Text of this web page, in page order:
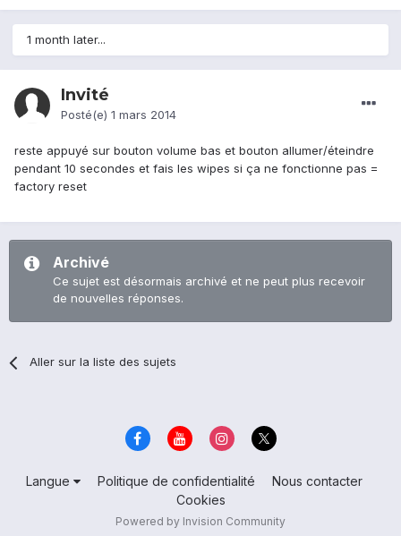
1 month later...
Invité
Posté(e) 1 mars 2014
reste appuyé sur bouton volume bas et bouton allumer/éteindre
pendant 10 secondes et fais les wipes si ça ne fonctionne pas =
factory reset
Archivé
Ce sujet est désormais archivé et ne peut plus recevoir
de nouvelles réponses.
Aller sur la liste des sujets
Langue Politique de confidentialité
Nous contacter
Cookies
Powered by Invision Community